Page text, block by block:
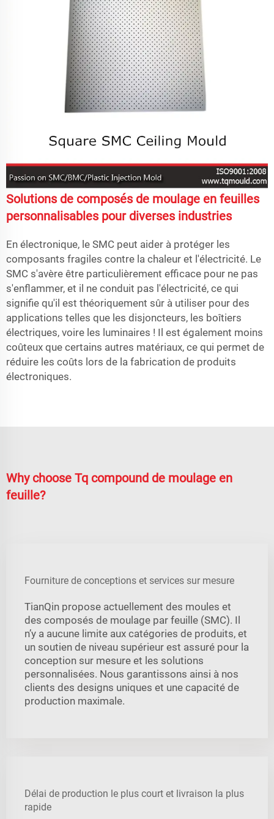
Solutions de composés de moulage en feuilles
personnalisables pour diverses industries
En électronique, le SMC peut aider à protéger les
composants fragiles contre la chaleur et l'électricité. Le
SMC s'avère être particulièrement efficace pour ne pas
s'enflammer, et il ne conduit pas l'électricité, ce qui
signifie qu'il est théoriquement sûr à utiliser pour des
applications telles que les disjoncteurs, les boîtiers
électriques, voire les luminaires ! Il est également moins
coûteux que certains autres matériaux, ce qui permet de
réduire les coûts lors de la fabrication de produits
électroniques.
Why choose Tq compound de moulage en
feuille?
Fourniture de conceptions et services sur mesure
TianQin propose actuellement des moules et
des composés de moulage par feuille (SMC). Il
n’y a aucune limite aux catégories de produits, et
un soutien de niveau supérieur est assuré pour la
conception sur mesure et les solutions
personnalisées. Nous garantissons ainsi à nos
clients des designs uniques et une capacité de
production maximale.
Délai de production le plus court et livraison la plus
rapide